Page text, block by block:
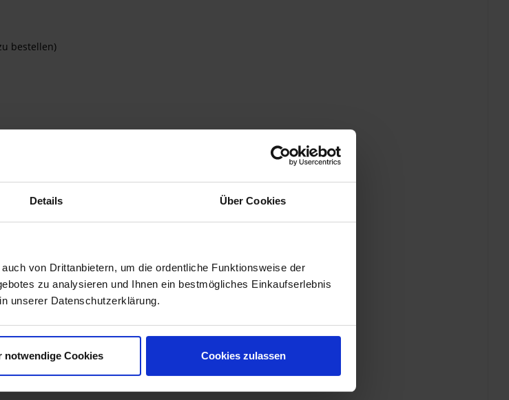
Details Über Cookies
von Drittanbietern, um die ordentliche Funktionsweise der
zu analysieren und Ihnen ein bestmögliches Einkaufserlebnis
unserer Datenschutzerklärung.
notwendige Cookies Cookies zulassen
bestellen)